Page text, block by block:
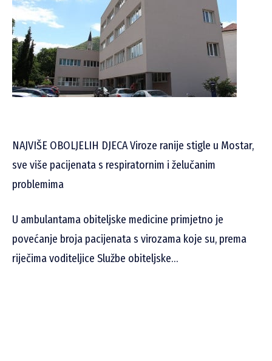
NAJVIŠE OBOLJELIH DJECA Viroze ranije stigle u Mostar,
sve više pacijenata s respiratornim i želučanim
problemima
U ambulantama obiteljske medicine primjetno je
povećanje broja pacijenata s virozama koje su, prema
riječima voditeljice Službe obiteljske…